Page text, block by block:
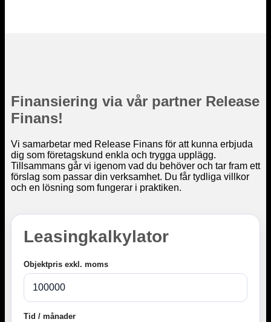
Finansiering via vår partner Release
Finans!
Vi samarbetar med Release Finans för att kunna erbjuda
dig som företagskund enkla och trygga upplägg.
Tillsammans går vi igenom vad du behöver och tar fram ett
förslag som passar din verksamhet. Du får tydliga villkor
och en lösning som fungerar i praktiken.
Leasingkalkylator
Objektpris exkl. moms
Tid / månader